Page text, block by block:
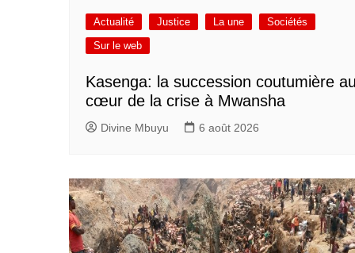
Actualité Justice La une
Sociétés
Sur le web
Kasenga: la succession coutumière
cœur de la crise à Mwansha
Divine Mbuyu 6 août 2026